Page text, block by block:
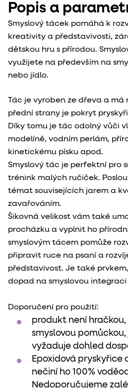
Popis a
Smyslový tácek pomáhá k
kreativity a představivosti,
dětskou hru s přírodou.
využijete na především na
nebo jídlo.
Tác je vyroben ze dřeva a má
přední strany je pokryt
Díky tomu je tác odolný vůči
modelíně, vodním perlám,
kinetickému písku apod.
Smyslový tác je perfektní pro
trénink malých ručiček.
témat souvisejících jarem a
zavařováním.
Šikovná velikost vám také
procházku a vyplnit ho
smyslovým tácem pomůže
připravit ruce na psaní a
představivost. Je také
dopad na smyslovou
Doporučení pro použití:
produkt není
smyslovou
vyžaduje dohled
Epoxidová pryskyřice
nečiní ho 100%
Nedoporučujeme